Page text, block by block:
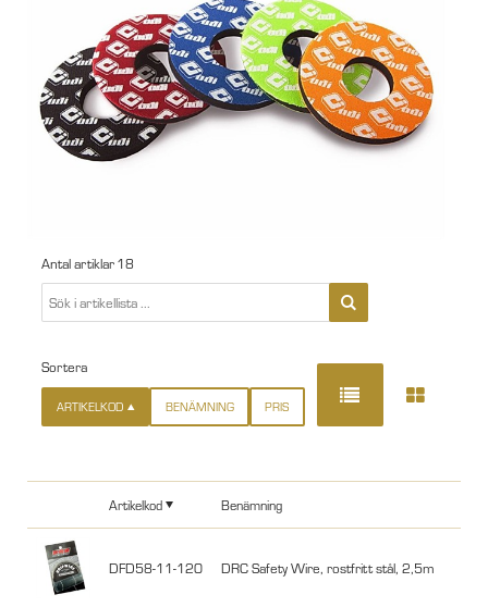
Antal artiklar18
Sortera
ARTIKELKOD BENÄMNING PRIS
Artikelkod Benämning
DFD58-11-120 DRC Safety Wire, rostfritt stål, 2,5m